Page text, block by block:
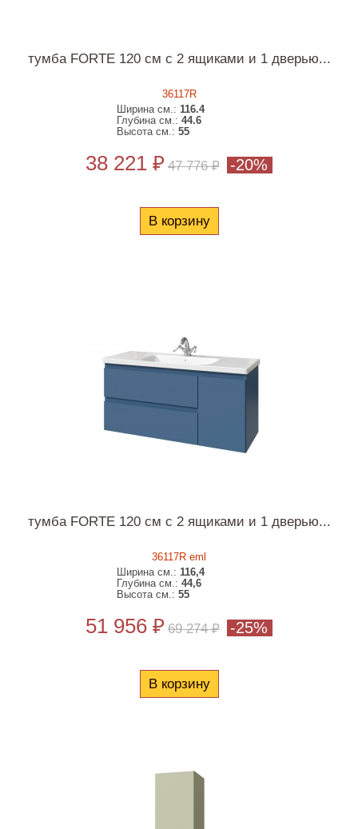
тумба FORTE 120 см с 2 ящиками и 1 дверью...
36117R
Ширина см.:116.4
Глубина см.:44.6
Высота см.:55
38 221 ₽ 47 776 ₽ -20%
В корзину
тумба FORTE 120 см с 2 ящиками и 1 дверью...
36117R eml
Ширина см.:116,4
Глубина см.:44,6
Высота см.:55
51 956 ₽ 69 274 ₽ -25%
В корзину